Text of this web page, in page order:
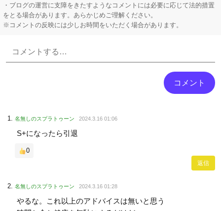
・ブログの運営に支障をきたすようなコメントには必要に応じて法的措置
をとる場合があります。あらかじめご理解ください。
※コメントの反映には少しお時間をいただく場合があります。
名無しのスプラトゥーン 2024.3.16 01:06
S+になったら引退
0
返信
名無しのスプラトゥーン 2024.3.16 01:28
やるな。これ以上のアドバイスは無いと思う